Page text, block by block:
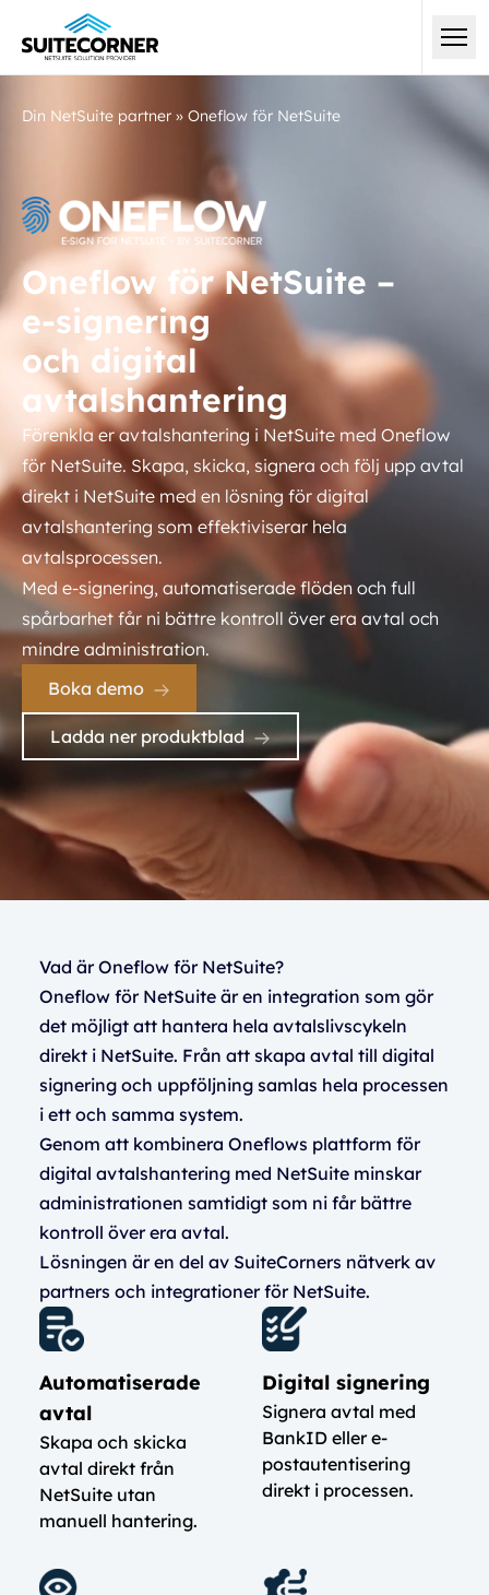
Din NetSuite partner » Oneflow för NetSuite
Oneflow för NetSuite –
e-signering
och digital
avtalshantering
Förenkla er avtalshantering i NetSuite med Oneflow
för NetSuite. Skapa, skicka, signera och följ upp avtal
direkt i NetSuite med en lösning för digital
avtalshantering som effektiviserar hela
avtalsprocessen.
Med e-signering, automatiserade flöden och full
spårbarhet får ni bättre kontroll över era avtal och
mindre administration.
Boka demo
Ladda ner produktblad
Vad är Oneflow för NetSuite?
Oneflow för NetSuite är en integration som gör
det möjligt att hantera hela avtalslivscykeln
direkt i NetSuite. Från att skapa avtal till digital
signering och uppföljning samlas hela processen
i ett och samma system.
Genom att kombinera Oneflows plattform för
digital avtalshantering med NetSuite minskar
administrationen samtidigt som ni får bättre
kontroll över era avtal.
Lösningen är en del av SuiteCorners nätverk av
partners och integrationer för NetSuite.
Automatiserade
avtal
Skapa och skicka
avtal direkt från
NetSuite utan
manuell hantering.
Digital signering
Signera avtal med
BankID eller e-
postautentisering
direkt i processen.